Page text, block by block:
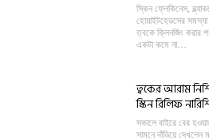
স্কিন ফ্লেকিনেস,
হোয়াইটহেডসের
ত্বকে ক্লিনজিং করার
একটা কমে না…
ত্বকের আরাম
স্কিন রিলিফ
সকালে বাইরে বের
সামনে দাঁড়িয়ে দেখলেন